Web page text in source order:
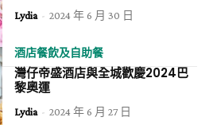
Lydia - 2024 年 6 月 30 日
酒店餐飲及自助餐
灣仔帝盛酒店與全城歡慶2024巴
黎奧運
Lydia - 2024 年 6 月 27 日